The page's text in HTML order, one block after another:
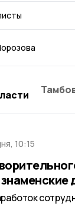
10:15